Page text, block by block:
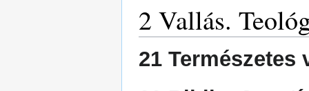
2 Vallás.
21